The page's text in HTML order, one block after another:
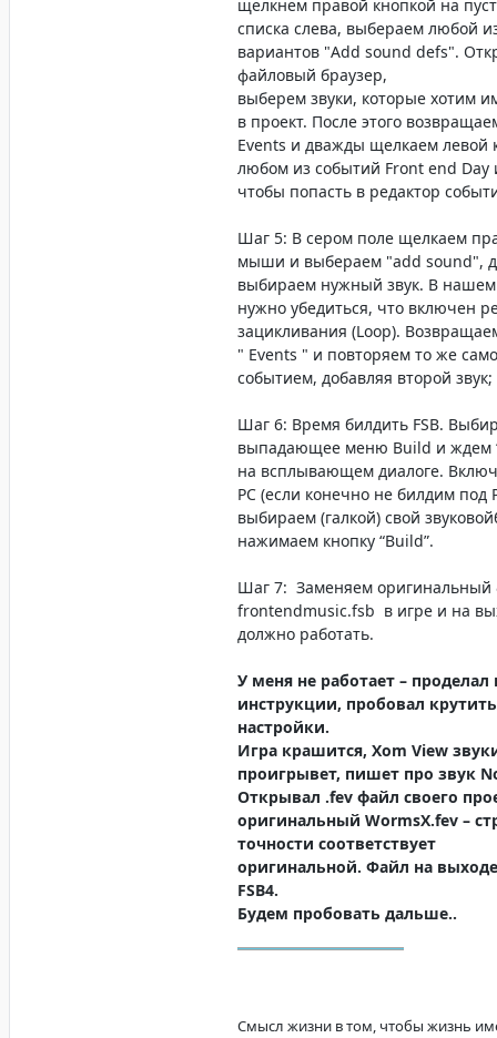
щелкнем правой кнопкой на
списка слева, выбераем любой
вариантов "Add sound defs".
файловый браузер,
выберем звуки, которые хотим
в проект. После этого
Events и дважды щелкаем левой
любом из событий Front end Day
чтобы попасть в редактор
Шаг 5: В сером поле щелкаем
мыши и выбераем "add sound",
выбираем нужный звук. В нашем
нужно убедиться, что включен
зацикливания (Loop).
" Events " и повторяем то же
событием, добавляя второй звук;
Шаг 6: Время билдить FSB.
выпадающее меню Build и ждем
на всплывающем диалоге.
PC (если конечно не билдим под
выбираем (галкой) свой
нажимаем кнопку “Build”.
Шаг 7: Заменяем оригинальный
frontendmusic.fsb в игре и на
должно работать.
У меня не работает – проделал
инструкции, пробовал
настройки.
Игра крашится, Xom View
проигрывет, пишет про звук
Открывал .fev файл своего
оригинальный WormsX.fev –
точности соответствует
оригинальной. Файл на
FSB4.
Будем пробовать дальше..
Смысл жизни в том, чтобы жизнь